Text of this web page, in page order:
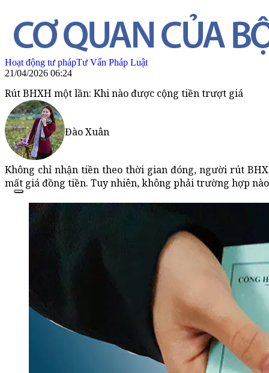
Hoạt động tư phápTư Vấn Pháp Luật
21/04/2026 06:24
Rút BHXH một lần: Khi nào được cộng tiền trượt giá
Đào Xuân
Không chỉ nhận tiền theo thời gian đóng, người rút
mất giá đồng tiền. Tuy nhiên, không phải trường hợp